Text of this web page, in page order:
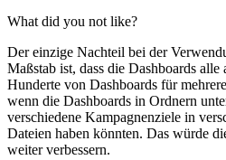
What did you not like?
Der einzige Nachteil bei der
Maßstab ist, dass die Dashboards
Hunderte von Dashboards für
wenn die Dashboards in Ordnern
verschiedene Kampagnenziele in
Dateien haben könnten. Das würde
weiter verbessern.